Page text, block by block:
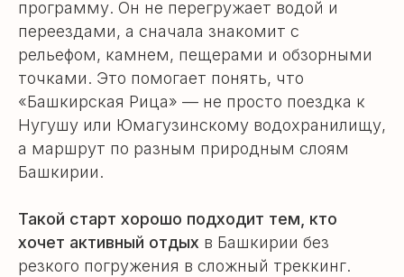
программу. Он не перегружает водой и
переездами, а сначала знакомит с
рельефом, камнем, пещерами и обзорными
точками. Это помогает понять, что
«Башкирская Рица» — не просто поездка к
Нугушу или Юмагузинскому водохранилищу,
а маршрут по разным природным слоям
Башкирии.
Такой старт хорошо подходит тем, кто
хочет активный отдых в Башкирии без
резкого погружения в сложный треккинг.